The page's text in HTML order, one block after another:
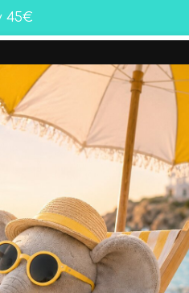
45€
Twins Premium Collection